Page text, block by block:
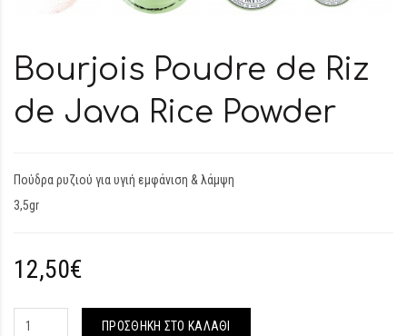
Bourjois Poudre de Riz
de Java Rice Powder
Πούδρα ρυζιού για υγιή εμφάνιση & λάμψη
3,5gr
12,50€
ΠΡΟΣΘΉΚΗ ΣΤΟ ΚΑΛΆΘΙ